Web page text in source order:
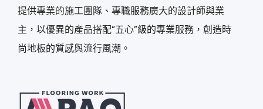
提供專業的施工團隊、專職服務廣大的設計師與業
主，以優異的產品搭配“五心”級的專業服務，創造時
尚地板的質感與流行風潮。